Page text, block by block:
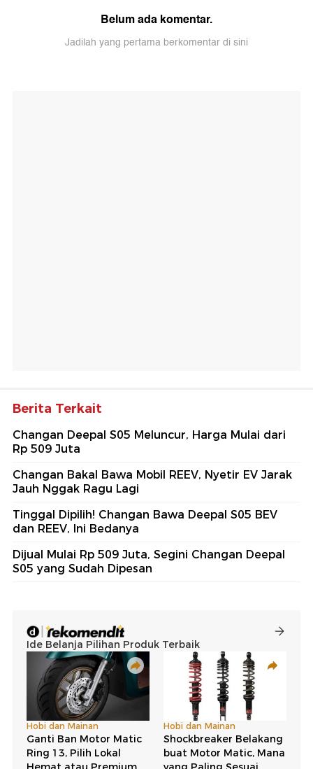
Belum ada komentar.
Jadilah yang pertama berkomentar di sini
Berita Terkait
Changan Deepal S05 Meluncur, Harga Mulai dari
Rp 509 Juta
Changan Bakal Bawa Mobil REEV, Nyetir EV Jarak
Jauh Nggak Ragu Lagi
Tinggal Dipilih! Changan Bawa Deepal S05 BEV
dan REEV, Ini Bedanya
Dijual Mulai Rp 509 Juta, Segini Changan Deepal
S05 yang Sudah Dipesan